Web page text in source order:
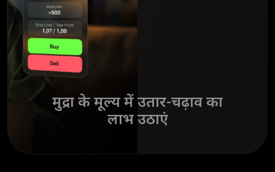
मुद्रा के मूल्य में उतार-चढ़ाव का
लाभ उठाएं